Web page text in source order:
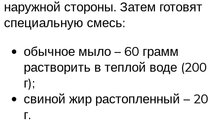
наружной стороны. Затем готовят
специальную смесь:
обычное мыло – 60 грамм
растворить в теплой воде (200
г);
свиной жир растопленный – 20
г.